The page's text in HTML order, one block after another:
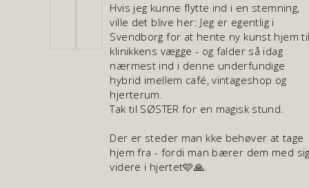
Hvis jeg kunne flytte ind i en stemning,
ville det blive her: Jeg er egentlig i
Svendborg for at hente ny kunst hjem
klinikkens vægge - og falder så idag
nærmest ind i denne underfundige
hybrid imellem café, vintageshop og
hjerterum.
Tak til SØSTER for en magisk stund.
Der er steder man kke behøver at tage
hjem fra - fordi man bærer dem med
videre i hjertet🩷🙏.